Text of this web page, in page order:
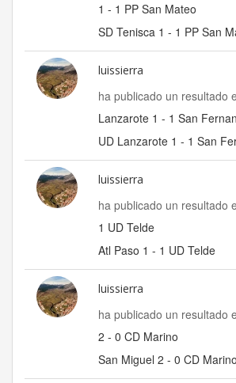
1 - 1 PP San Mateo
SD Tenisca 1 - 1 PP San
luissierra
ha publicado un resultado
Lanzarote 1 - 1 San
UD Lanzarote 1 - 1 San
luissierra
ha publicado un resultado
1 UD Telde
Atl Paso 1 - 1 UD Telde
luissierra
ha publicado un resultado
2 - 0 CD Marino
San Miguel 2 - 0 CD Marino